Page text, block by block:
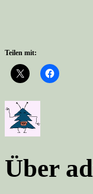
Teilen mit:
Über